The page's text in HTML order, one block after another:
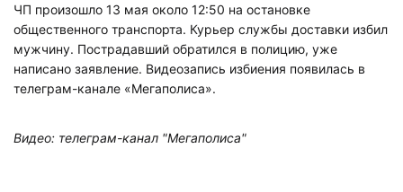
ЧП произошло 13 мая около 12:50 на остановке
общественного транспорта. Курьер службы доставки избил
мужчину. Пострадавший обратился в полицию, уже
написано заявление. Видеозапись избиения появилась в
телеграм-канале «Мегаполиса».
Видео: телеграм-канал "Мегаполиса"